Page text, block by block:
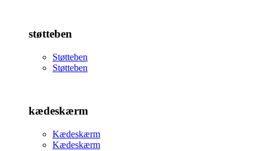
støtteben
Støtteben
Støtteben
kædeskærm
Kædeskærm
Kædeskærm